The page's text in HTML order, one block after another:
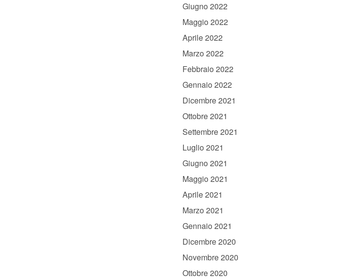
Giugno 2022
Maggio 2022
Aprile 2022
Marzo 2022
Febbraio 2022
Gennaio 2022
Dicembre 2021
Ottobre 2021
Settembre 2021
Luglio 2021
Giugno 2021
Maggio 2021
Aprile 2021
Marzo 2021
Gennaio 2021
Dicembre 2020
Novembre 2020
Ottobre 2020